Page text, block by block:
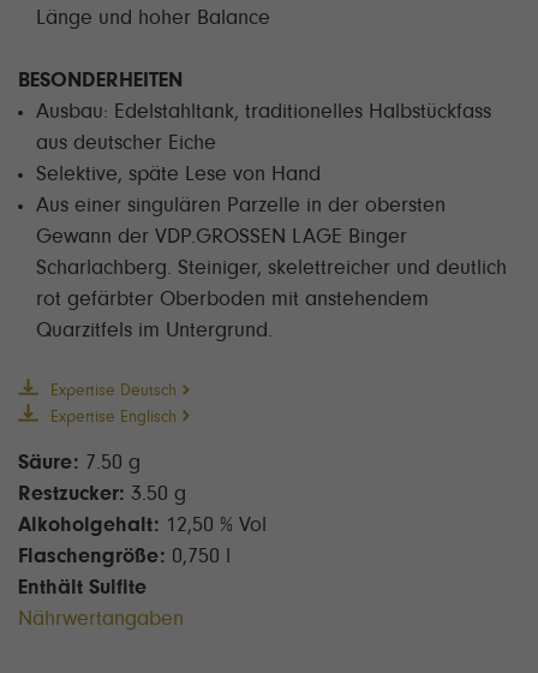
Länge und hoher Balance
BESONDERHEITEN
Ausbau: Edelstahltank, traditionelles Halbstückfass
aus deutscher Eiche
Selektive, späte Lese von Hand
Aus einer singulären Parzelle in der obersten
Gewann der VDP.GROSSEN LAGE Binger
Scharlachberg. Steiniger, skelettreicher und deutlich
rot gefärbter Oberboden mit anstehendem
Quarzitfels im Untergrund.
Expertise Deutsch
Expertise Englisch
Säure: 7.50 g
Restzucker: 3.50 g
Alkoholgehalt: 12,50 % Vol
Flaschengröße: 0,750 l
Enthält Sulfite
Nährwertangaben